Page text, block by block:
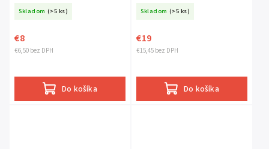
Skladom (>5 ks)
€6,50 bez DPH
€8
Do košíka
Skladom (>5 ks)
€15,45 bez DPH
€19
Do košíka